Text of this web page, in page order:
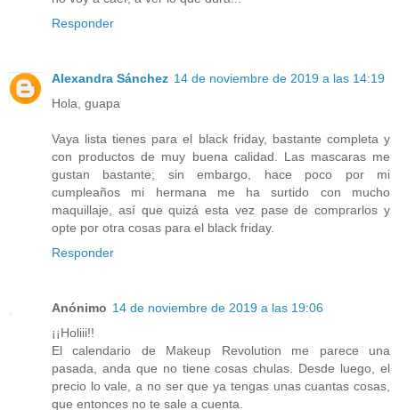
Responder
Alexandra Sánchez 14 de noviembre de 2019 a las 14:19
Hola, guapa
Vaya lista tienes para el black friday, bastante completa y
con productos de muy buena calidad. Las mascaras me
gustan bastante; sin embargo, hace poco por mi
cumpleaños mi hermana me ha surtido con mucho
maquillaje, así que quizá esta vez pase de comprarlos y
opte por otra cosas para el black friday.
Responder
Anónimo 14 de noviembre de 2019 a las 19:06
¡¡Holiii!!
El calendario de Makeup Revolution me parece una
pasada, anda que no tiene cosas chulas. Desde luego, el
precio lo vale, a no ser que ya tengas unas cuantas cosas,
que entonces no te sale a cuenta.